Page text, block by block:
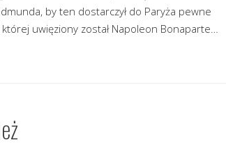
by ten dostarczył do Paryża pewne
uwięziony został Napoleon Bonaparte…